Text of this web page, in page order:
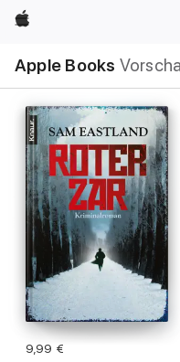
Apple
Apple Books
Navigation
Menü
öffnen
9,99 €